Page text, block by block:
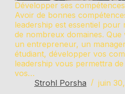
Développer ses
Avoir de bonnes
leadership est essentiel pour
de nombreux domaines. Que
un entrepreneur, un
étudiant, développer vos
leadership vous permettra
vos…
Strohl Porsha
juin